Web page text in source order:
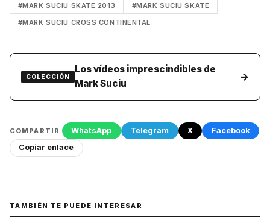
#MARK SUCIU SKATE 2013 #MARK SUCIU SKATE
#MARK SUCIU CROSS CONTINENTAL
COLECCIÓN
Los vídeos imprescindibles de
Mark Suciu
→
COMPARTIR WhatsApp Telegram X
Facebook
Copiar enlace
TAMBIÉN TE PUEDE INTERESAR